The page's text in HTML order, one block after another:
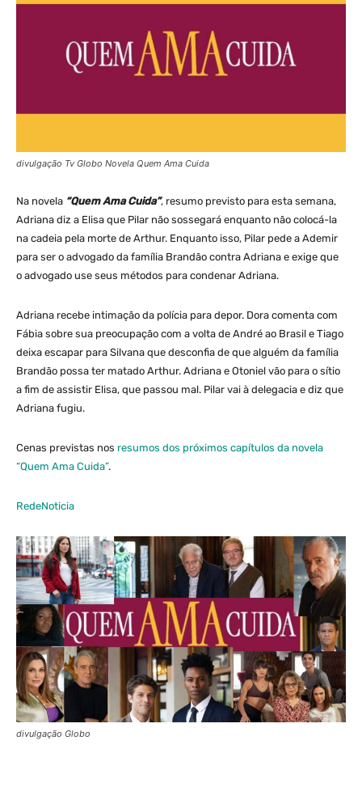
divulgação Tv Globo Novela Quem Ama Cuida
Na novela “Quem Ama Cuida”, resumo previsto para esta semana,
Adriana diz a Elisa que Pilar não sossegará enquanto não colocá-la
na cadeia pela morte de Arthur. Enquanto isso, Pilar pede a Ademir
para ser o advogado da família Brandão contra Adriana e exige que
o advogado use seus métodos para condenar Adriana.
Adriana recebe intimação da polícia para depor. Dora comenta com
Fábia sobre sua preocupação com a volta de André ao Brasil e Tiago
deixa escapar para Silvana que desconfia de que alguém da família
Brandão possa ter matado Arthur. Adriana e Otoniel vão para o sítio
a fim de assistir Elisa, que passou mal. Pilar vai à delegacia e diz que
Adriana fugiu.
Cenas previstas nos resumos dos próximos capítulos da novela
“Quem Ama Cuida”.
RedeNoticia
divulgação Globo